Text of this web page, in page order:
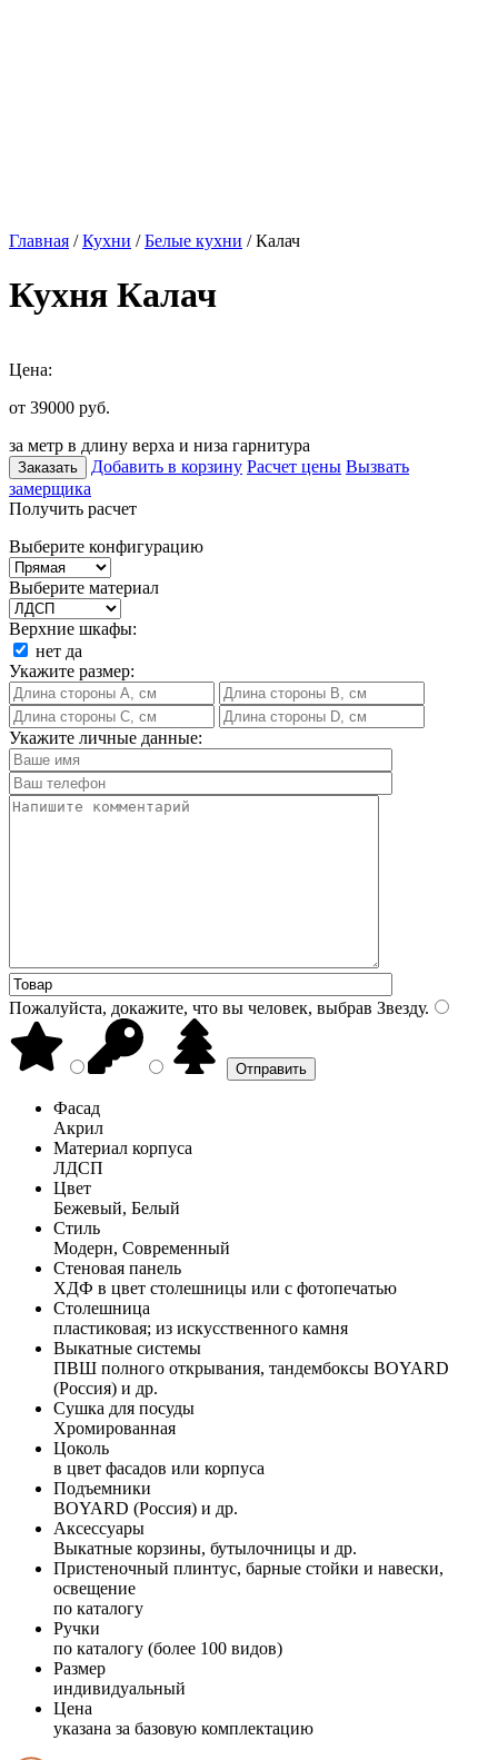
Главная /Кухни /Белые кухни / Калач
Кухня Калач
Цена:
от 39000 руб.
за метр в длину верха и низа гарнитура
Заказать Добавить в корзину Расчет цены Вызвать
замерщика
Получить расчет
Выберите конфигурацию
Выберите материал
Верхние шкафы:
нет да
Укажите размер:
Укажите личные данные:
Пожалуйста, докажите, что вы человек, выбрав Звезду.
Фасад
Акрил
Материал корпуса
ЛДСП
Цвет
Бежевый, Белый
Стиль
Модерн, Современный
Стеновая панель
ХДФ в цвет столешницы или с фотопечатью
Столешница
пластиковая; из искусственного камня
Выкатные системы
ПВШ полного открывания, тандембоксы BOYARD
(Россия) и др.
Сушка для посуды
Хромированная
Цоколь
в цвет фасадов или корпуса
Подъемники
BOYARD (Россия) и др.
Аксессуары
Выкатные корзины, бутылочницы и др.
Пристеночный плинтус, барные стойки и навески,
освещение
по каталогу
Ручки
по каталогу (более 100 видов)
Размер
индивидуальный
Цена
указана за базовую комплектацию